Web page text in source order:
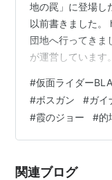
地の罠」に登場し
以前書きました
団地へ行ってきま
が運営していま
丸いものは浄水場
る米軍通信基地で
きやすいのは航空
イダーBLACK RX
#仮面ライダー
#ボスガン #ガイ
#霞のジョー #的
関連ブログ